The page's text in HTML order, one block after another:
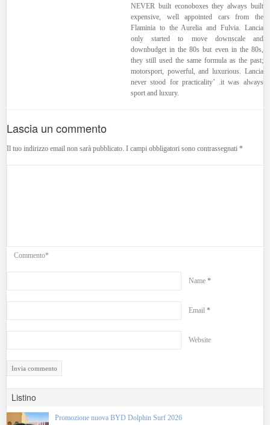
NEVER built econoboxes they always built
expensive, well appointed cars from the
Flaminia to the Aurelia and Fulvia. Lancia
only started to move downscale and
downbudget in the 80s but even in the 80s,
they still used the same formula as the past;
motorsport, powerful, and luxurious. Lancia
never stood for practicality’ .it was always
sport and luxury.
Lascia un commento
Il tuo indirizzo email non sarà pubblicato. I campi obbligatori sono contrassegnati*
Commento*
Name *
Email *
Website
Listino
Promozione nuova BYD Dolphin Surf 2026